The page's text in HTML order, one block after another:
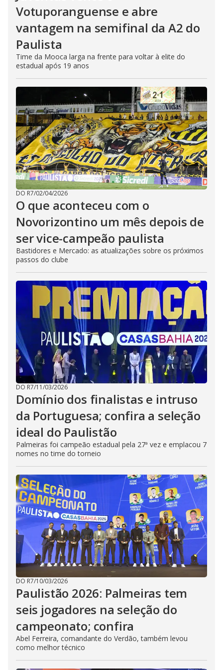
Votuporanguense e abre
vantagem na semifinal da A2 do
Paulista
Time da Mooca larga na frente para voltar à elite do
estadual após 19 anos
DO R7/02/04/2026
O que aconteceu com o
Novorizontino um mês depois de
ser vice-campeão paulista
Bastidores e Mercado: as atualizações sobre os próximos
passos do clube
DO R7/11/03/2026
Domínio dos finalistas e intruso
da Portuguesa; confira a seleção
ideal do Paulistão
Palmeiras foi campeão estadual pela 27ª vez e emplacou 7
nomes no time do torneio
DO R7/10/03/2026
Paulistão 2026: Palmeiras tem
seis jogadores na seleção do
campeonato; confira
Abel Ferreira, comandante do Verdão, também levou
como melhor técnico